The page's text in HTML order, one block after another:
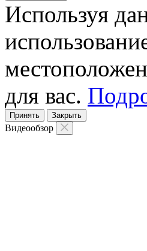
Используя
для вас.
Принять Закрыть
Видеообзор